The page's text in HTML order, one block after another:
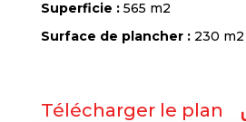
Superficie : 565 m2
Surface de plancher : 230 m2
Télécharger le plan